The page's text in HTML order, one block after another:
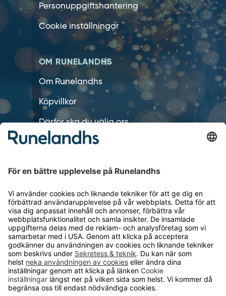
Personuppgiftshantering
Cookie inställningar
OM RUNELANDHS
Om Runelandhs
Köpvillkor
Därför ska du välja oss
Lediga jobb
TELEFON
0480-15940
E-POST
order@runelandhs.se